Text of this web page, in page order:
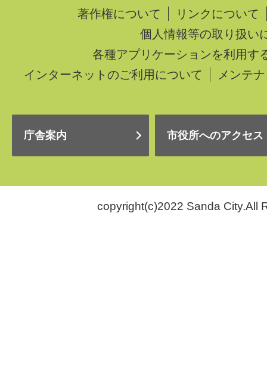
著作権について
リンクについて
個人情報等の取り扱い
各種アプリケーションを利用す
インターネットのご利用について
メンテ
庁舎案内 市役所へのアクセス
copyright(c)2022 Sanda City.All